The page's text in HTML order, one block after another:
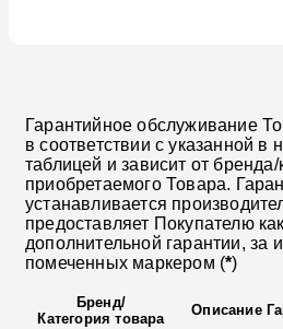
Гарантийное обслуживание
в соответствии с указанной в
таблицей и зависит от бренда/
приобретаемого Товара.
устанавливается
предоставляет Покупателю
дополнительной гарантии, за
помеченных маркером (*)
Бренд/
Категория товара
Описание